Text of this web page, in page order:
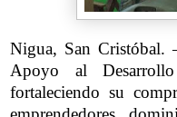
Nigua, San Cristóbal.
Apoyo al
fortaleciendo su